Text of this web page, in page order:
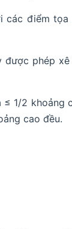
các điểm
được phép
1/2 khoảng
cao đều.